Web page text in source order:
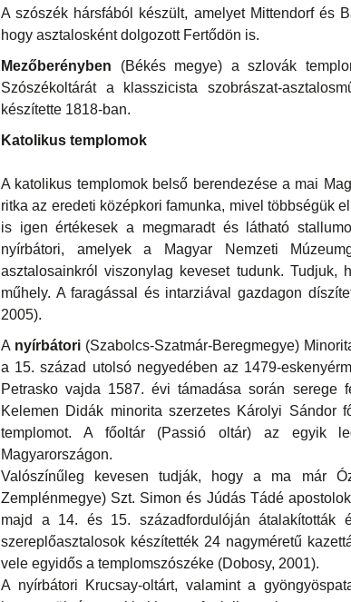
A szószék hársfából készült, amelyet Mittendorf és
hogy asztalosként dolgozott Fertődön is.
Mezőberényben (Békés megye) a szlovák
Szószékoltárát a klasszicista szobrászat-
készítette 1818-ban.
Katolikus templomok
A katolikus templomok belső berendezése a mai
ritka az eredeti középkori famunka, mivel többségük
is igen értékesek a megmaradt és látható
nyírbátori, amelyek a Magyar Nemzeti
asztalosainkról viszonylag keveset tudunk.
műhely. A faragással és intarziával gazdagon
2005).
A nyírbátori (Szabolcs-Szatmár-Beregmegye)
a 15. század utolsó negyedében az 1479-
Petrasko vajda 1587. évi támadása során serege
Kelemen Didák minorita szerzetes Károlyi Sándor
templomot. A főoltár (Passió oltár) az egyik
Magyarországon.
Valószínűleg kevesen tudják, hogy a ma már
Zemplénmegye) Szt. Simon és Júdás Tádé
majd a 14. és 15. századfordulóján átalakították
szereplőasztalosok készítették 24 nagyméretű
vele egyidős a templomszószéke (Dobosy, 2001).
A nyírbátori Krucsay-oltárt, valamint a